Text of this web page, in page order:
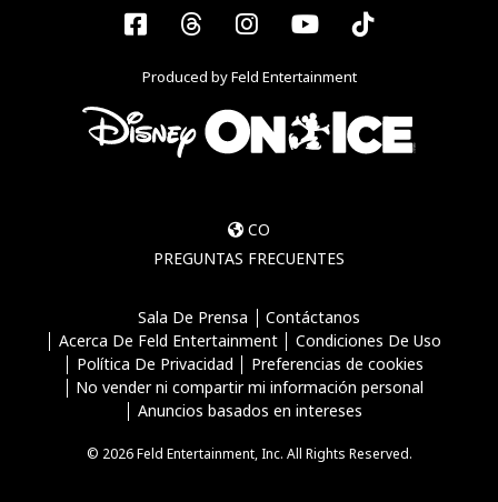
Facebook
ThreadsInstagram
YouTubeTiktok
Produced by Feld Entertainment
CO
PREGUNTAS FRECUENTES
Sala De Prensa
Contáctanos
Acerca De Feld Entertainment
Condiciones De Uso
Política De Privacidad
Preferencias de cookies
No vender ni compartir mi información personal
Anuncios basados en intereses
© 2026 Feld Entertainment, Inc. All Rights Reserved.